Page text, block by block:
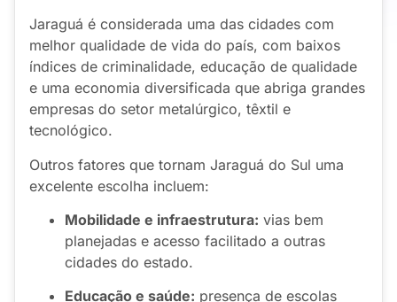
Jaraguá é considerada uma das cidades com
melhor qualidade de vida do país, com baixos
índices de criminalidade, educação de qualidade
e uma economia diversificada que abriga grandes
empresas do setor metalúrgico, têxtil e
tecnológico.
Outros fatores que tornam Jaraguá do Sul uma
excelente escolha incluem:
Mobilidade e infraestrutura: vias bem
planejadas e acesso facilitado a outras
cidades do estado.
Educação e saúde: presença de escolas